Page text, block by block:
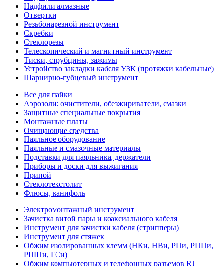
Надфили алмазные
Отвертки
Резьбонарезной инструмент
Скребки
Стеклорезы
Телескопический и магнитный инструмент
Тиски, струбцины, зажимы
Устройство закладки кабеля УЗК (протяжки кабельные)
Шарнирно-губцевый инструмент
Все для пайки
Аэрозоли: очистители, обезжириватели, смазки
Защитные специальные покрытия
Монтажные платы
Очищающие средства
Паяльное оборудование
Паяльные и смазочные материалы
Подставки для паяльника, держатели
Приборы и доски для выжигания
Припой
Стеклотекстолит
Флюсы, канифоль
Электромонтажный инструмент
Зачистка витой пары и коаксиального кабеля
Инструмент для зачистки кабеля (стрипперы)
Инструмент для стяжек
Обжим изолированных клемм (НКи, НВи, РПи, РППи,
РШПи, ГСи)
Обжим компьютерных и телефонных разъемов RJ